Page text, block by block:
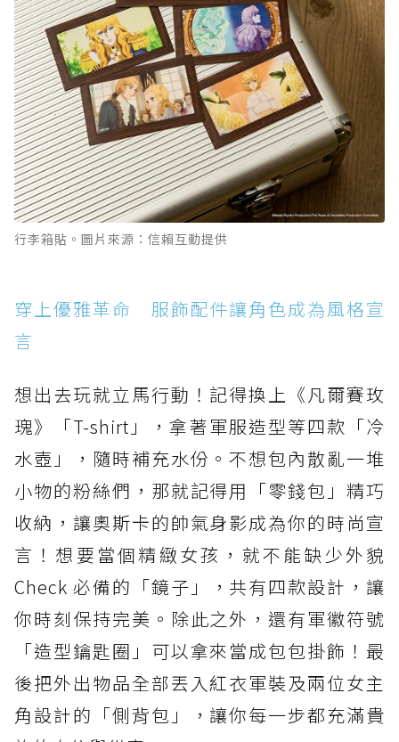
行李箱貼。圖片來源：信賴互動提供
穿上優雅革命 服飾配件讓角色成為風格宣
言
想出去玩就立馬行動！記得換上《凡爾賽玫
瑰》「T-shirt」，拿著軍服造型等四款「冷
水壺」，隨時補充水份。不想包內散亂一堆
小物的粉絲們，那就記得用「零錢包」精巧
收納，讓奧斯卡的帥氣身影成為你的時尚宣
言！想要當個精緻女孩，就不能缺少外貌
Check 必備的「鏡子」，共有四款設計，讓
你時刻保持完美。除此之外，還有軍徽符號
「造型鑰匙圈」可以拿來當成包包掛飾！最
後把外出物品全部丟入紅衣軍裝及兩位女主
角設計的「側背包」，讓你每一步都充滿貴